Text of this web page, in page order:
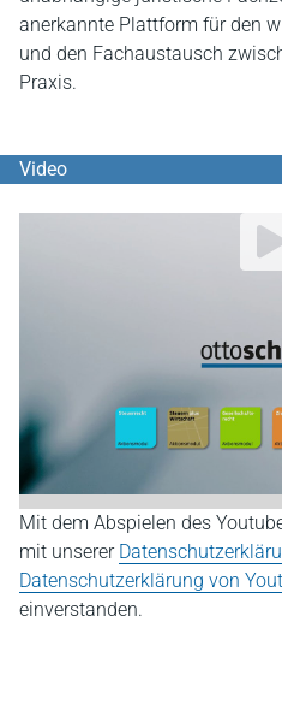
anerkannte Plattform für den
und den Fachaustausch
Praxis.
Video
Mit dem Abspielen des
mit unserer
Datenschutzerklärung von
einverstanden.